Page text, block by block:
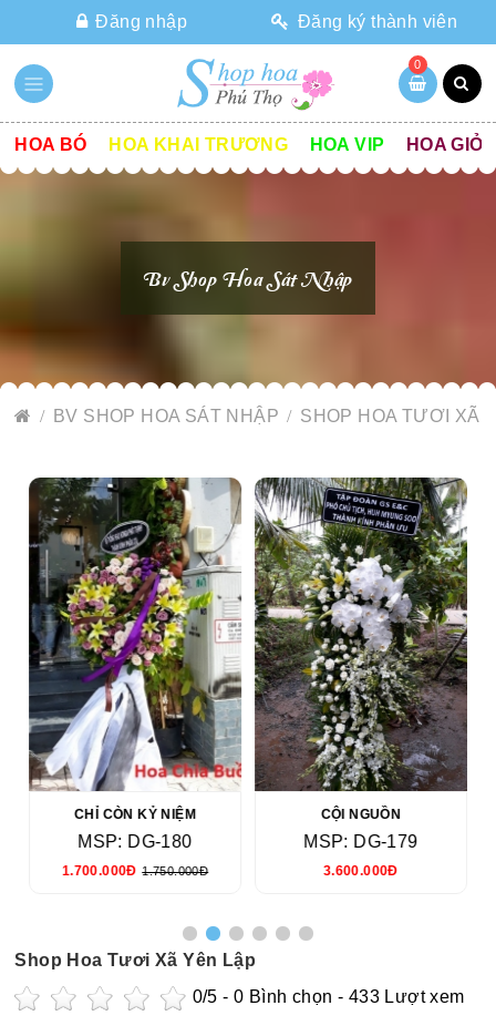
Đăng nhập Đăng ký thành viên
0
HOA BÓ HOA KHAI TRƯƠNG HOA VIP HOA GIỎ
Bv Shop Hoa Sát Nhập
BV SHOP HOA SÁT NHẬP SHOP HOA TƯƠI XÃ
CHỈ CÒN KỶ NIỆM
MSP: DG-180
1.700.000Đ 1.750.000Đ
CỘI NGUỒN
MSP: DG-179
3.600.000Đ
Shop Hoa Tươi Xã Yên Lập
0/5 -0 Bình chọn - 433 Lượt xem